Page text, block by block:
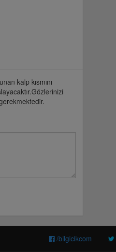
kalp kısmını
/bilgicikcom